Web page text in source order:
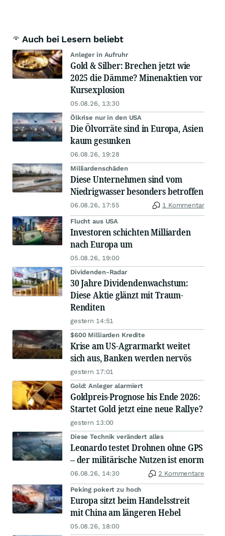
Auch bei Lesern beliebt
Anleger in Aufruhr
Gold & Silber: Brechen jetzt wie
2025 die Dämme? Minenaktien vor
Kursexplosion
05.08.26, 13:30
Ölkrise nur in den USA
Die Ölvorräte sind in Europa, Asien
kaum gesunken
06.08.26, 19:28
Milliardenschäden
Diese Unternehmen sind vom
Niedrigwasser besonders betroffen
06.08.26, 17:55 1 Kommentar
Flucht aus USA
Investoren schichten Milliarden
nach Europa um
05.08.26, 19:00
Dividenden-Radar
30 Jahre Dividendenwachstum:
Diese Aktie glänzt mit Traum-
Renditen
gestern 14:51
$600 Milliarden Kredite
Krise am US-Agrarmarkt weitet
sich aus, Banken werden nervös
gestern 17:01
Gold: Anleger alarmiert
Goldpreis-Prognose bis Ende 2026:
Startet Gold jetzt eine neue Rallye?
gestern 13:00
Diese Technik verändert alles
Leonardo testet Drohnen ohne GPS
– der militärische Nutzen ist enorm
06.08.26, 14:30 2 Kommentare
Peking pokert zu hoch
Europa sitzt beim Handelsstreit
mit China am längeren Hebel
05.08.26, 18:00